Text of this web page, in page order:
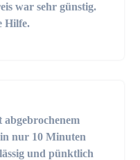
war sehr günstig.
Hilfe.
abgebrochenem
in nur 10 Minuten
und pünktlich